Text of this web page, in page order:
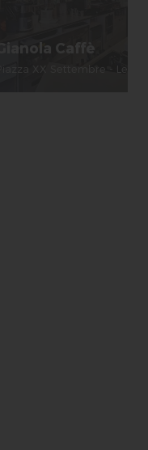
Gianola Caffè
Piazza XX Settembre - Lecco